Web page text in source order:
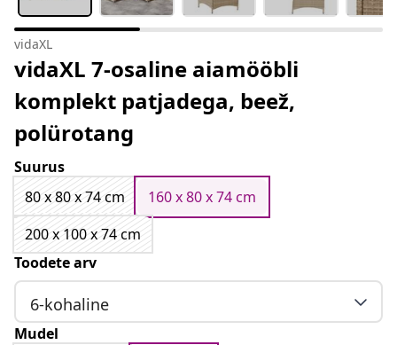
vidaXL
vidaXL 7-osaline aiamööbli
komplekt patjadega, beež,
polürotang
Suurus
80 x 80 x 74 cm
160 x 80 x 74 cm
200 x 100 x 74 cm
Toodete arv
6-kohaline
Mudel